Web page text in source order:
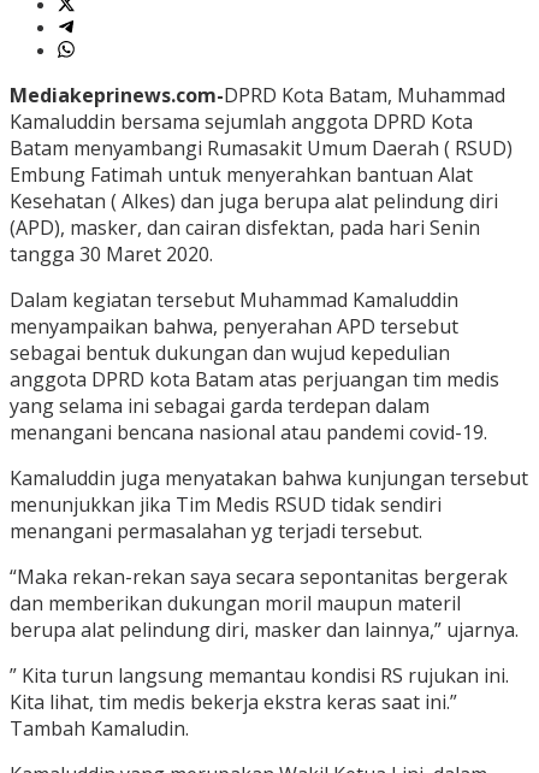
Mediakeprinews.com-DPRD Kota Batam, Muhammad
Kamaluddin bersama sejumlah anggota DPRD Kota
Batam menyambangi Rumasakit Umum Daerah ( RSUD)
Embung Fatimah untuk menyerahkan bantuan Alat
Kesehatan ( Alkes) dan juga berupa alat pelindung diri
(APD), masker, dan cairan disfektan, pada hari Senin
tangga 30 Maret 2020.
Dalam kegiatan tersebut Muhammad Kamaluddin
menyampaikan bahwa, penyerahan APD tersebut
sebagai bentuk dukungan dan wujud kepedulian
anggota DPRD kota Batam atas perjuangan tim medis
yang selama ini sebagai garda terdepan dalam
menangani bencana nasional atau pandemi covid-19.
Kamaluddin juga menyatakan bahwa kunjungan tersebut
menunjukkan jika Tim Medis RSUD tidak sendiri
menangani permasalahan yg terjadi tersebut.
“Maka rekan-rekan saya secara sepontanitas bergerak
dan memberikan dukungan moril maupun materil
berupa alat pelindung diri, masker dan lainnya,” ujarnya.
” Kita turun langsung memantau kondisi RS rujukan ini.
Kita lihat, tim medis bekerja ekstra keras saat ini.”
Tambah Kamaludin.